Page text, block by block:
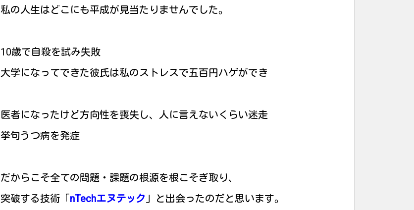
私の人生はどこにも平成が見当たりませんでした。
10歳で自殺を試み失敗
大学になってできた彼氏は私のストレスで五百円ハゲができ
医者になったけど方向性を喪失し、人に言えないくらい迷走
挙句うつ病を発症
だからこそ全ての問題・課題の根源を根こそぎ取り、
突破する技術「nTechエヌテック 」と出会ったのだと思います。